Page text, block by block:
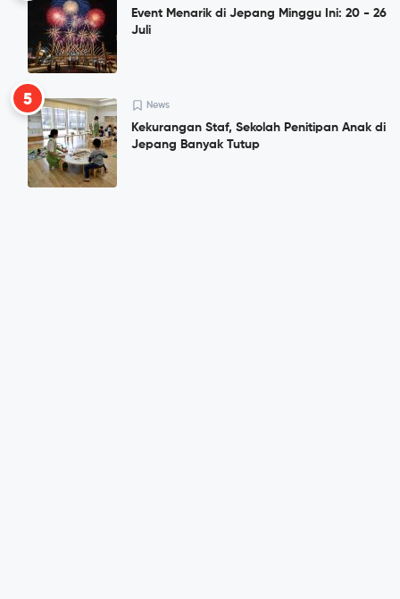
Event Menarik di Jepang Minggu Ini: 20 - 26
Juli
5 News
Kekurangan Staf, Sekolah Penitipan Anak di
Jepang Banyak Tutup